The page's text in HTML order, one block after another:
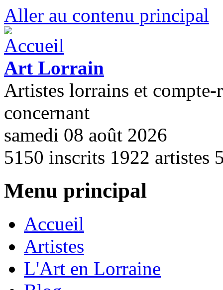
Aller au contenu principal
Art Lorrain
Artistes lorrains et compte-
concernant
samedi 08 août 2026
5150 inscrits 1922 artistes
Menu principal
Accueil
Artistes
L'Art en Lorraine